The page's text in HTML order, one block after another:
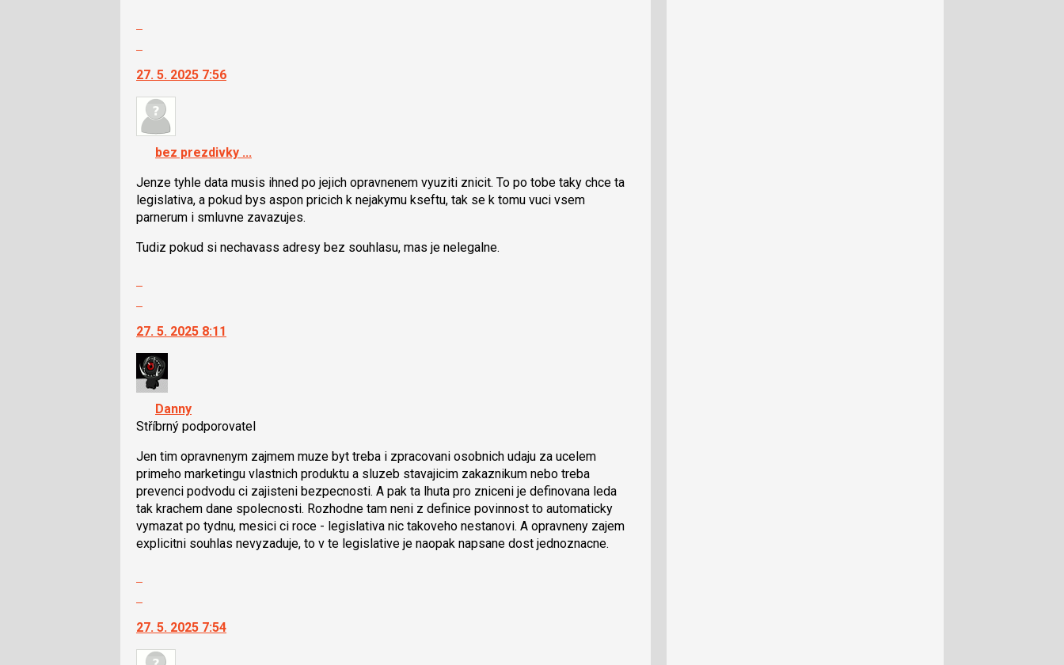
P
pro
předchozí
nový
názor
další
nový
názor.
navigaci
lze
použít
i
klávesy
pro
předchozí
nový
názor
27. 5. 2025 7:56
bez prezdivky ...
Jenze tyhle data musis ihned po jejich opravnenem vyuziti znicit. To po tobe taky chce ta
legislativa, a pokud bys aspon pricich k nejakymu kseftu, tak se k tomu vuci vsem
parnerum i smluvne zavazujes.
Tudiz pokud si nechavass adresy bez souhlasu, mas je nelegalne.
další
nový
názor.
K
navigaci
lze
použít
i
klávesy
N
pro
následující
a
názor
27. 5. 2025 8:11
Danny
Stříbrný podporovatel
Jen tim opravnenym zajmem muze byt treba i zpracovani osobnich udaju za ucelem
primeho marketingu vlastnich produktu a sluzeb stavajicim zakaznikum nebo treba
prevenci podvodu ci zajisteni bezpecnosti. A pak ta lhuta pro zniceni je definovana leda
tak krachem dane spolecnosti. Rozhodne tam neni z definice povinnost to automaticky
vymazat po tydnu, mesici ci roce - legislativa nic takoveho nestanovi. A opravneny zajem
explicitni souhlas nevyzaduje, to v te legislative je naopak napsane dost jednoznacne.
další
nový
27. 5. 2025 7:54